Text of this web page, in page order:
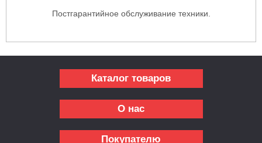
Постгарантийное обслуживание техники.
Каталог товаров
О нас
Покупателю